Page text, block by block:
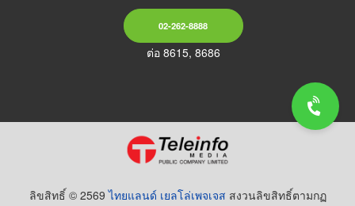
02-262-8888
ต่อ 8615, 8686
ลิขสิทธิ์ © 2569ไทยแลนด์ เยลโล่เพจเจส สงวนลิขสิทธิ์ตามกฏ